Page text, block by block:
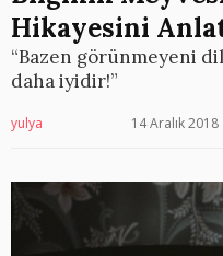
Hikayesini
“Bazen görünmeyeni
daha iyidir!”
yulya 14 Aralık 2018